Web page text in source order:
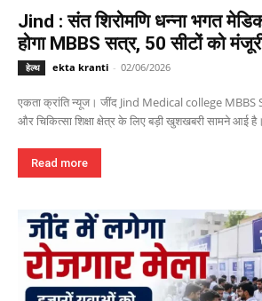
Jind : संत शिरोमणि धन्ना भगत
होगा MBBS सत्र, 50 सीटों को
हेल्थ ekta kranti - 02/06/2026
एकता क्रांति न्यूज। जींद Jind Medical college MBBS
और चिकित्सा शिक्षा क्षेत्र के लिए बड़ी खुशखबरी सामने आई
Read more